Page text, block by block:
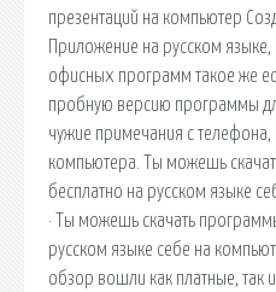
презентаций на компьютер
Приложение на русском
офисных программ такое же
пробную версию программы
чужие примечания с
компьютера. Ты можешь
бесплатно на русском языке
· Ты можешь скачать
русском языке себе на
обзор вошли как платные, так